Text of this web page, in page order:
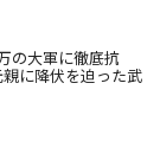
の大軍に徹底抗
に降伏を迫った武